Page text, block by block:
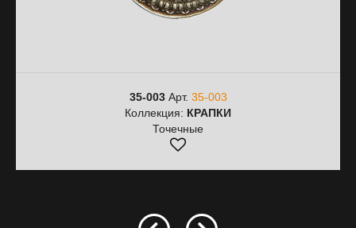
35-003Арт. 35-003
Коллекция: КРАПКИ
Точечные